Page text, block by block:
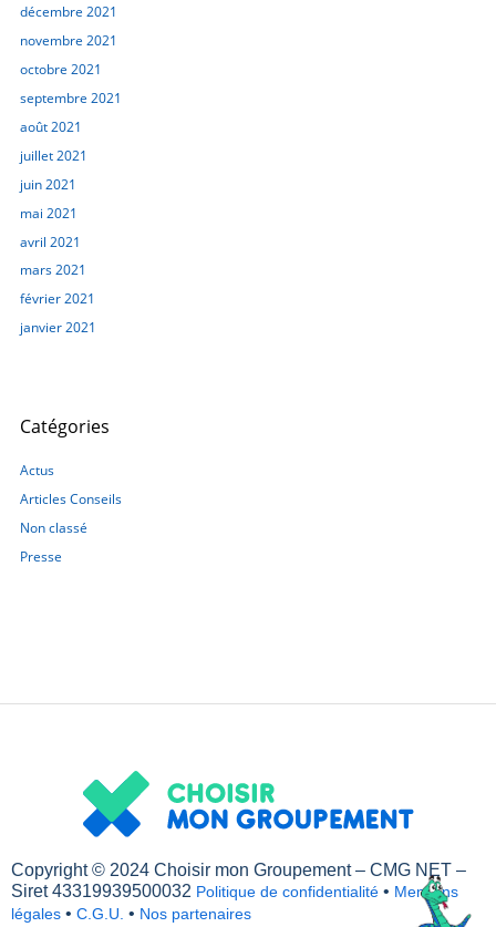
décembre 2021
novembre 2021
octobre 2021
septembre 2021
août 2021
juillet 2021
juin 2021
mai 2021
avril 2021
mars 2021
février 2021
janvier 2021
Catégories
Actus
Articles Conseils
Non classé
Presse
Copyright © 2024 Choisir mon Groupement – CMG NET –
Siret 43319939500032 Politique de confidentialité • Mentions
légales • C.G.U. • Nos partenaires